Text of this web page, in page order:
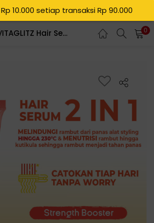
Makarizo VITAGLITZ Hair Serum STRENGTH BOOSTER – Serum Rambut Tube 8 mL 0
10.000 setiap transaksi Rp 90.000